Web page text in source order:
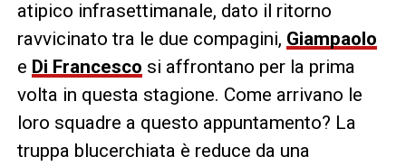
atipico infrasettimanale, dato il ritorno
ravvicinato tra le due compagini, Giampaolo
e Di Francesco si affrontano per la prima
volta in questa stagione. Come arrivano le
loro squadre a questo appuntamento? La
truppa blucerchiata è reduce da una